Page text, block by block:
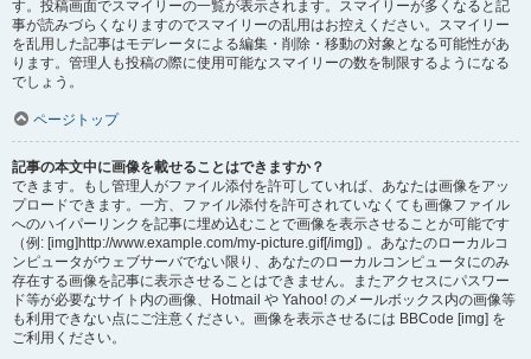
す。投稿画面でスマイリーの一覧が表示されます。スマイリーが多くなると記
事が読みづらくなりますのでスマイリーの乱用はお控えください。スマイリー
を乱用した記事はモデレータによる編集・削除・移動の対象となる可能性があ
ります。管理人も投稿の際に使用可能なスマイリーの数を制限するようになる
でしょう。
ページトップ
記事の本文中に画像を載せることはできますか？
できます。もし管理人がファイル添付を許可していれば、あなたは画像をアッ
プロードできます。一方、ファイル添付を許可されていなくても画像ファイル
へのハイパーリンクを記事に埋め込むことで画像を表示させることが可能です
（例: [img]http://www.example.com/my-picture.gif[/img]) 。あなたのローカルコ
ンピュータがウェブサーバでない限り、あなたのローカルコンピュータにのみ
存在する画像を記事に表示させることはできません。またアクセスにパスワー
ド等が必要なサイト内の画像、Hotmail や Yahoo! のメールボックス内の画像等
も利用できない点にご注意ください。画像を表示させるには BBCode [img] を
ご利用ください。